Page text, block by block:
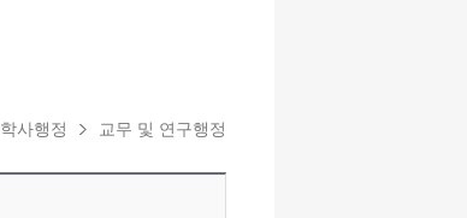
학사행정 교무 및 연구행정